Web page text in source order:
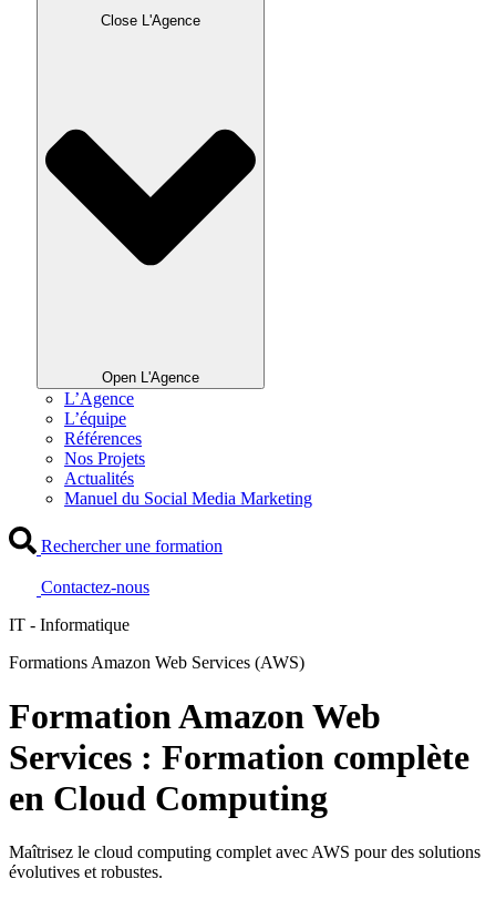
Close L'Agence
Open L'Agence
L’Agence
L’équipe
Références
Nos Projets
Actualités
Manuel du Social Media Marketing
Rechercher une formation
Contactez-nous
IT - Informatique
Formations Amazon Web Services (AWS)
Formation Amazon Web
Services : Formation complète
en Cloud Computing
Maîtrisez le cloud computing complet avec AWS pour des solutions
évolutives et robustes.